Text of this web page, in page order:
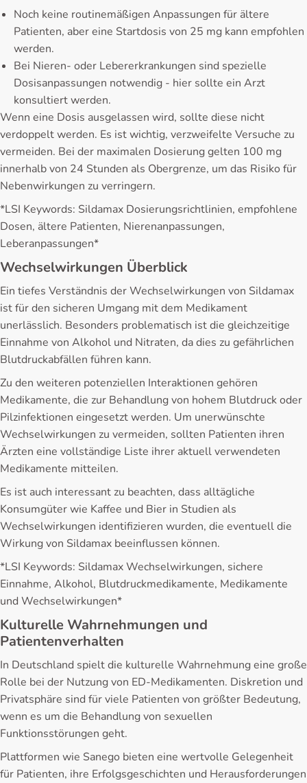
Noch keine routinemäßigen Anpassungen für ältere
Patienten, aber eine Startdosis von 25 mg kann empfohlen
werden.
Bei Nieren- oder Lebererkrankungen sind spezielle
Dosisanpassungen notwendig - hier sollte ein Arzt
konsultiert werden.
Wenn eine Dosis ausgelassen wird, sollte diese nicht
verdoppelt werden. Es ist wichtig, verzweifelte Versuche zu
vermeiden. Bei der maximalen Dosierung gelten 100 mg
innerhalb von 24 Stunden als Obergrenze, um das Risiko für
Nebenwirkungen zu verringern.
*LSI Keywords: Sildamax Dosierungsrichtlinien, empfohlene
Dosen, ältere Patienten, Nierenanpassungen,
Leberanpassungen*
Wechselwirkungen Überblick
Ein tiefes Verständnis der Wechselwirkungen von Sildamax
ist für den sicheren Umgang mit dem Medikament
unerlässlich. Besonders problematisch ist die gleichzeitige
Einnahme von Alkohol und Nitraten, da dies zu gefährlichen
Blutdruckabfällen führen kann.
Zu den weiteren potenziellen Interaktionen gehören
Medikamente, die zur Behandlung von hohem Blutdruck oder
Pilzinfektionen eingesetzt werden. Um unerwünschte
Wechselwirkungen zu vermeiden, sollten Patienten ihren
Ärzten eine vollständige Liste ihrer aktuell verwendeten
Medikamente mitteilen.
Es ist auch interessant zu beachten, dass alltägliche
Konsumgüter wie Kaffee und Bier in Studien als
Wechselwirkungen identifizieren wurden, die eventuell die
Wirkung von Sildamax beeinflussen können.
*LSI Keywords: Sildamax Wechselwirkungen, sichere
Einnahme, Alkohol, Blutdruckmedikamente, Medikamente
und Wechselwirkungen*
Kulturelle Wahrnehmungen und
Patientenverhalten
In Deutschland spielt die kulturelle Wahrnehmung eine große
Rolle bei der Nutzung von ED-Medikamenten. Diskretion und
Privatsphäre sind für viele Patienten von größter Bedeutung,
wenn es um die Behandlung von sexuellen
Funktionsstörungen geht.
Plattformen wie Sanego bieten eine wertvolle Gelegenheit
für Patienten, ihre Erfolgsgeschichten und Herausforderungen